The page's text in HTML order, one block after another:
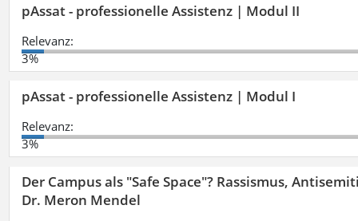
pAssat - professionelle Assistenz | Modul II
Relevanz:
3%
pAssat - professionelle Assistenz | Modul I
Relevanz:
3%
Der Campus als "Safe Space"? Rassismus,
Dr. Meron Mendel